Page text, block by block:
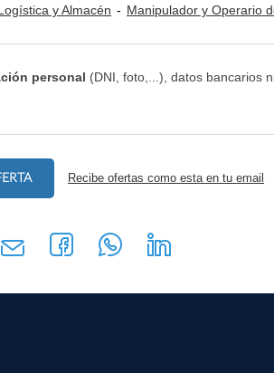
y Almacén Manipulador y Operario
personal (DNI, foto,...), datos bancarios
Recibe ofertas como esta en tu email